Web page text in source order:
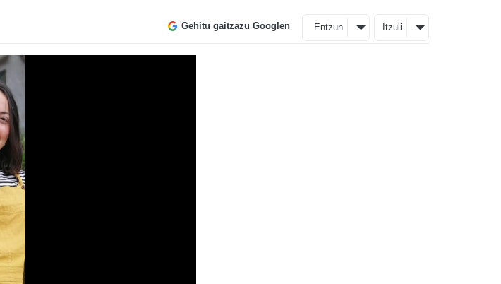
Gehitu gaitzazu Googlen Entzun Itzuli